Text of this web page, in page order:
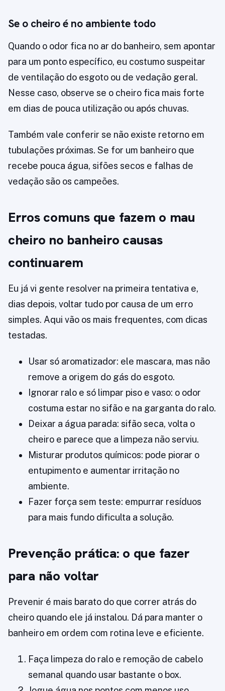
Se o cheiro é no ambiente todo
Quando o odor fica no ar do banheiro, sem apontar
para um ponto específico, eu costumo suspeitar
de ventilação do esgoto ou de vedação geral.
Nesse caso, observe se o cheiro fica mais forte
em dias de pouca utilização ou após chuvas.
Também vale conferir se não existe retorno em
tubulações próximas. Se for um banheiro que
recebe pouca água, sifões secos e falhas de
vedação são os campeões.
Erros comuns que fazem o mau
cheiro no banheiro causas
continuarem
Eu já vi gente resolver na primeira tentativa e,
dias depois, voltar tudo por causa de um erro
simples. Aqui vão os mais frequentes, com dicas
testadas.
Usar só aromatizador: ele mascara, mas não
remove a origem do gás do esgoto.
Ignorar ralo e só limpar piso e vaso: o odor
costuma estar no sifão e na garganta do ralo.
Deixar a água parada: sifão seca, volta o
cheiro e parece que a limpeza não serviu.
Misturar produtos químicos: pode piorar o
entupimento e aumentar irritação no
ambiente.
Fazer força sem teste: empurrar resíduos
para mais fundo dificulta a solução.
Prevenção prática: o que fazer
para não voltar
Prevenir é mais barato do que correr atrás do
cheiro quando ele já instalou. Dá para manter o
banheiro em ordem com rotina leve e eficiente.
Faça limpeza do ralo e remoção de cabelo
semanal quando usar bastante o box.